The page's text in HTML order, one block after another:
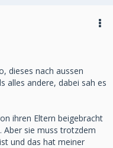
dieses nach aussen
alles andere, dabei sah es
ihren Eltern beigebracht
Aber sie muss trotzdem
und das hat meiner